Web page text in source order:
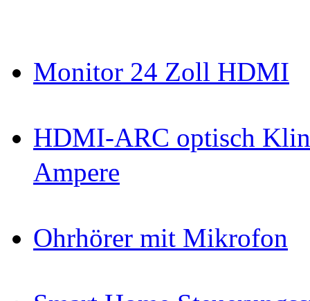
Monitor 24 Zoll HDMI
HDMI-ARC optisch
Ampere
Ohrhörer mit Mikrofon